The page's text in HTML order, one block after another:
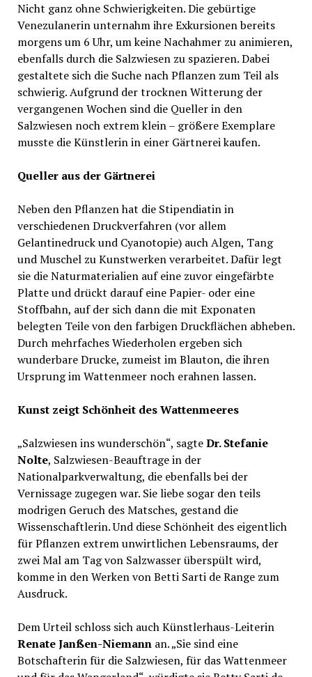
Nicht ganz ohne Schwierigkeiten. Die gebürtige
Venezulanerin unternahm ihre Exkursionen bereits
morgens um 6 Uhr, um keine Nachahmer zu animieren,
ebenfalls durch die Salzwiesen zu spazieren. Dabei
gestaltete sich die Suche nach Pflanzen zum Teil als
schwierig. Aufgrund der trocknen Witterung der
vergangenen Wochen sind die Queller in den
Salzwiesen noch extrem klein – größere Exemplare
musste die Künstlerin in einer Gärtnerei kaufen.
Queller aus der Gärtnerei
Neben den Pflanzen hat die Stipendiatin in
verschiedenen Druckverfahren (vor allem
Gelantinedruck und Cyanotopie) auch Algen, Tang
und Muschel zu Kunstwerken verarbeitet. Dafür legt
sie die Naturmaterialien auf eine zuvor eingefärbte
Platte und drückt darauf eine Papier- oder eine
Stoffbahn, auf der sich dann die mit Exponaten
belegten Teile von den farbigen Druckflächen abheben.
Durch mehrfaches Wiederholen ergeben sich
wunderbare Drucke, zumeist im Blauton, die ihren
Ursprung im Wattenmeer noch erahnen lassen.
Kunst zeigt Schönheit des Wattenmeeres
„Salzwiesen ins wunderschön“, sagteDr. Stefanie
Nolte, Salzwiesen-Beauftrage in der
Nationalparkverwaltung, die ebenfalls bei der
Vernissage zugegen war. Sie liebe sogar den teils
modrigen Geruch des Matsches, gestand die
Wissenschaftlerin. Und diese Schönheit des eigentlich
für Pflanzen extrem unwirtlichen Lebensraums, der
zwei Mal am Tag von Salzwasser überspült wird,
komme in den Werken von Betti Sarti de Range zum
Ausdruck.
Dem Urteil schloss sich auch Künstlerhaus-Leiterin
Renate Janßen-Niemannan. „Sie sind eine
Botschafterin für die Salzwiesen, für das Wattenmeer